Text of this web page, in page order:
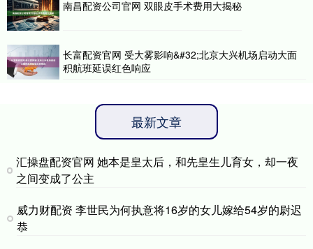
南昌配资公司官网 双眼皮手术费用大揭秘
长富配资官网 受大雾影响&#32;北京大兴机场启动大面
积航班延误红色响应
最新文章
汇操盘配资官网 她本是皇太后，和先皇生儿育女，却一夜
之间变成了公主
威力财配资 李世民为何执意将16岁的女儿嫁给54岁的尉迟
恭